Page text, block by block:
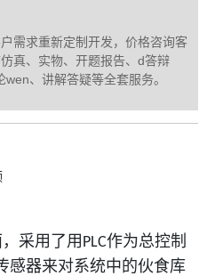
需求重新定制开发，价格咨询客
真、实物、开题报告、d答辩
wen、讲解答疑等全套服务。
采用了用 PLC作为总控制
感器来对系统中的伙食库